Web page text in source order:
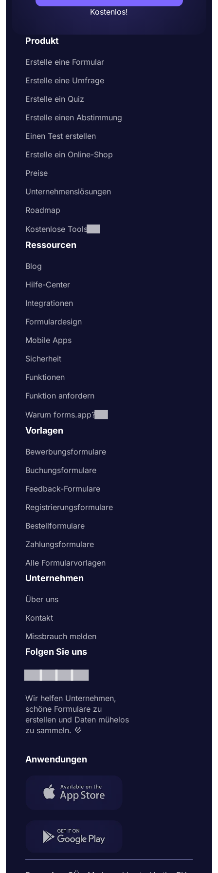
Kostenlos!
Produkt
Erstelle eine Formular
Erstelle eine Umfrage
Erstelle ein Quiz
Erstelle einen Abstimmung
Einen Test erstellen
Erstelle ein Online-Shop
Preise
Unternehmenslösungen
Roadmap
Kostenlose Tools
Ressourcen
Blog
Hilfe-Center
Integrationen
Formulardesign
Mobile Apps
Sicherheit
Funktionen
Funktion anfordern
Warum forms.app?
Vorlagen
Bewerbungsformulare
Buchungsformulare
Feedback-Formulare
Registrierungsformulare
Bestellformulare
Zahlungsformulare
Alle Formularvorlagen
Unternehmen
Über uns
Kontakt
Missbrauch melden
Folgen Sie uns
Wir helfen Unternehmen,
schöne Formulare zu
erstellen und Daten mühelos
zu sammeln. 💜
Anwendungen